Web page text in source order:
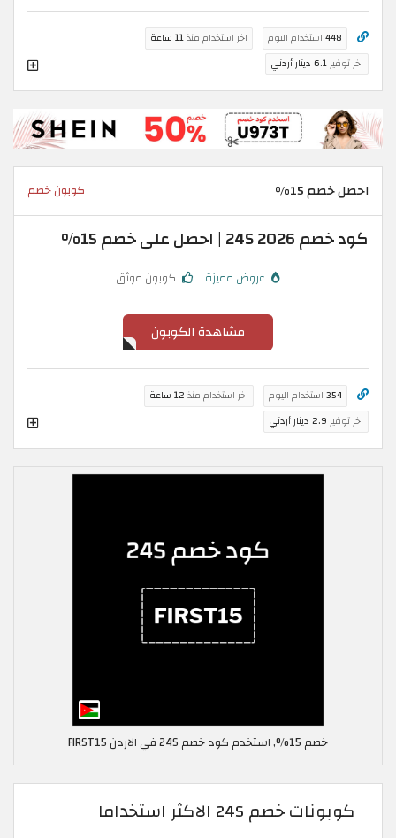
448 استخدام اليوم اخر استخدام منذ11 ساعة
اخر توفير6.1 دينار أردني
احصل خصم 15% كوبون خصم
كود خصم 24S 2026 | احصل على خصم 15%
عروض مميزة كوبون موثق
مشاهدة الكوبون
354 استخدام اليوم اخر استخدام منذ 12 ساعة
اخر توفير 2.9 دينار أردني
خصم 15%, استخدم كود خصم 24S في الاردن FIRST15
كوبونات خصم 24S الاكثر استخداما